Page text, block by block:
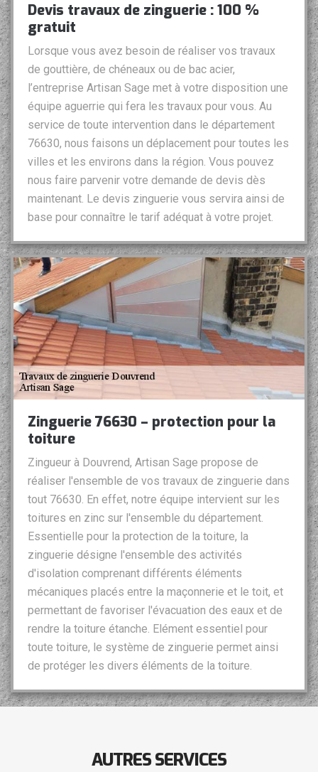
Devis travaux de zinguerie : 100 %
gratuit
Lorsque vous avez besoin de réaliser vos travaux
de gouttière, de chéneaux ou de bac acier,
l’entreprise Artisan Sage met à votre disposition une
équipe aguerrie qui fera les travaux pour vous. Au
service de toute intervention dans le département
76630, nous faisons un déplacement pour toutes les
villes et les environs dans la région. Vous pouvez
nous faire parvenir votre demande de devis dès
maintenant. Le devis zinguerie vous servira ainsi de
base pour connaître le tarif adéquat à votre projet.
Zinguerie 76630 – protection pour la
toiture
Zingueur à Douvrend, Artisan Sage propose de
réaliser l'ensemble de vos travaux de zinguerie dans
tout 76630. En effet, notre équipe intervient sur les
toitures en zinc sur l'ensemble du département.
Essentielle pour la protection de la toiture, la
zinguerie désigne l'ensemble des activités
d'isolation comprenant différents éléments
mécaniques placés entre la maçonnerie et le toit, et
permettant de favoriser l'évacuation des eaux et de
rendre la toiture étanche. Elément essentiel pour
toute toiture, le système de zinguerie permet ainsi
de protéger les divers éléments de la toiture.
AUTRES SERVICES